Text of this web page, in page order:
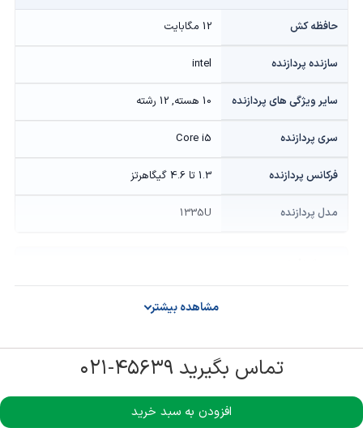
حافظه کش 12 مگابایت
سازنده پردازنده intel
سایر ویژگی های پردازنده 10 هسته, 12 رشته
سری پردازنده Core i5
فرکانس پردازنده 1.3 تا 4.6 گیگاهرتز
مدل پردازنده 1335U
ONBOARD
سازنده پردازنده گرافیکی intel
Iris Xe
مشاهده بیشتر
تماس بگیرید ۴۵۶۳۹-۰۲۱
افزودن به سبد خرید